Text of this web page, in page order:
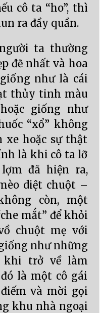
cô ta “ho”, thì
ra đầy quần.
ta thường
đẽ nhất và hoa
như là cái
thủy tinh màu
giống như
“xổ” không
xe hoặc sự thật
là khi cô ta lỡ
đã hiện ra,
diệt chuột –
còn, một
mắt” để khỏi
chuột mẹ với
như những
khi trở về làm
là một cô gái
và mời gọi
khu nhà ngoại